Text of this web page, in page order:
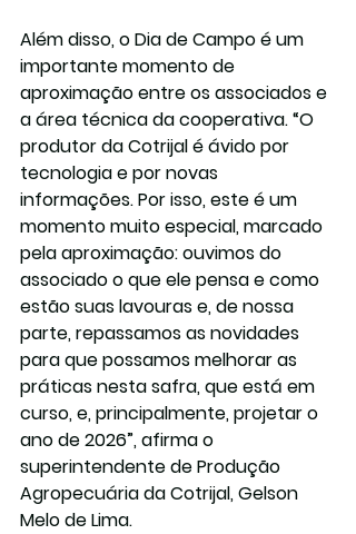
Além disso, o Dia de Campo é um
importante momento de
aproximação entre os associados e
a área técnica da cooperativa. “O
produtor da Cotrijal é ávido por
tecnologia e por novas
informações. Por isso, este é um
momento muito especial, marcado
pela aproximação: ouvimos do
associado o que ele pensa e como
estão suas lavouras e, de nossa
parte, repassamos as novidades
para que possamos melhorar as
práticas nesta safra, que está em
curso, e, principalmente, projetar o
ano de 2026”, afirma o
superintendente de Produção
Agropecuária da Cotrijal, Gelson
Melo de Lima.